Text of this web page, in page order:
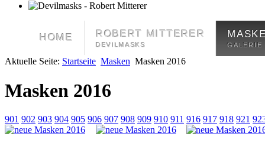
HOME ROBERT MITTERER
DEVILMASKS GALERIE
Aktuelle Seite: Startseite Masken Masken 2016
Masken 2016
901 902 903 904 905 906 907 908 909 910 911 916 917 918 921